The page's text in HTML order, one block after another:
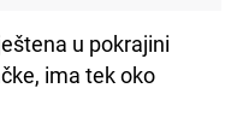
u pokrajini
ima tek oko